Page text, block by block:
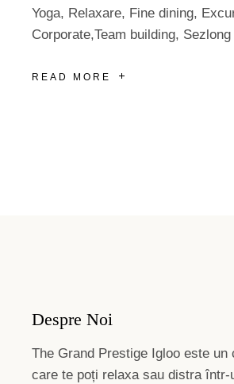
Yoga, Relaxare, Fine dining,
Corporate,Team building,
READ MORE
Despre Noi
The Grand Prestige Igloo este un
care te poți relaxa sau distra într-